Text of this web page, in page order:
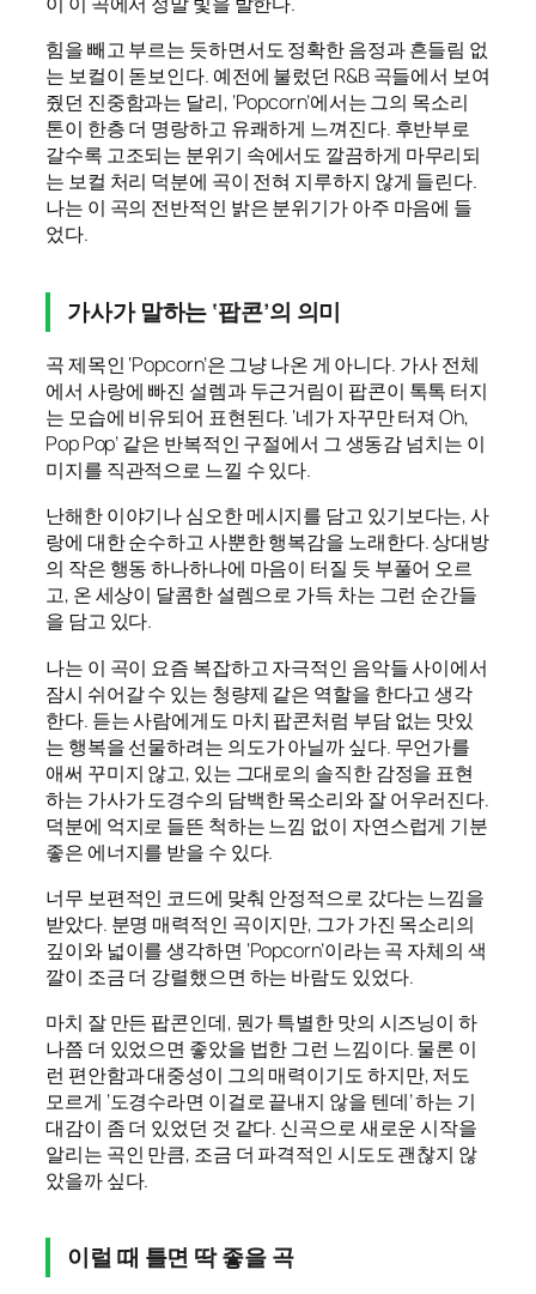
힘을 빼고 부르는 듯하면서도 정확한 음정과 흔들림 없
는 보컬이 돋보인다. 예전에 불렀던 R&B 곡들에서 보여
줬던 진중함과는 달리, ‘Popcorn’에서는 그의 목소리
톤이 한층 더 명랑하고 유쾌하게 느껴진다. 후반부로
갈수록 고조되는 분위기 속에서도 깔끔하게 마무리되
는 보컬 처리 덕분에 곡이 전혀 지루하지 않게 들린다.
나는 이 곡의 전반적인 밝은 분위기가 아주 마음에 들
었다.
가사가 말하는 ‘팝콘’의 의미
곡 제목인 ‘Popcorn’은 그냥 나온 게 아니다. 가사 전체
에서 사랑에 빠진 설렘과 두근거림이 팝콘이 톡톡 터지
는 모습에 비유되어 표현된다. ‘네가 자꾸만 터져 Oh,
Pop Pop’ 같은 반복적인 구절에서 그 생동감 넘치는 이
미지를 직관적으로 느낄 수 있다.
난해한 이야기나 심오한 메시지를 담고 있기보다는, 사
랑에 대한 순수하고 사뿐한 행복감을 노래한다. 상대방
의 작은 행동 하나하나에 마음이 터질 듯 부풀어 오르
고, 온 세상이 달콤한 설렘으로 가득 차는 그런 순간들
을 담고 있다.
나는 이 곡이 요즘 복잡하고 자극적인 음악들 사이에서
잠시 쉬어갈 수 있는 청량제 같은 역할을 한다고 생각
한다. 듣는 사람에게도 마치 팝콘처럼 부담 없는 맛있
는 행복을 선물하려는 의도가 아닐까 싶다. 무언가를
애써 꾸미지 않고, 있는 그대로의 솔직한 감정을 표현
하는 가사가 도경수의 담백한 목소리와 잘 어우러진다.
덕분에 억지로 들뜬 척하는 느낌 없이 자연스럽게 기분
좋은 에너지를 받을 수 있다.
너무 보편적인 코드에 맞춰 안정적으로 갔다는 느낌을
받았다. 분명 매력적인 곡이지만, 그가 가진 목소리의
깊이와 넓이를 생각하면 ‘Popcorn’이라는 곡 자체의 색
깔이 조금 더 강렬했으면 하는 바람도 있었다.
마치 잘 만든 팝콘인데, 뭔가 특별한 맛의 시즈닝이 하
나쯤 더 있었으면 좋았을 법한 그런 느낌이다. 물론 이
런 편안함과 대중성이 그의 매력이기도 하지만, 저도
모르게 ‘도경수라면 이걸로 끝내지 않을 텐데’ 하는 기
대감이 좀 더 있었던 것 같다. 신곡으로 새로운 시작을
알리는 곡인 만큼, 조금 더 파격적인 시도도 괜찮지 않
았을까 싶다.
이럴 때 틀면 딱 좋을 곡